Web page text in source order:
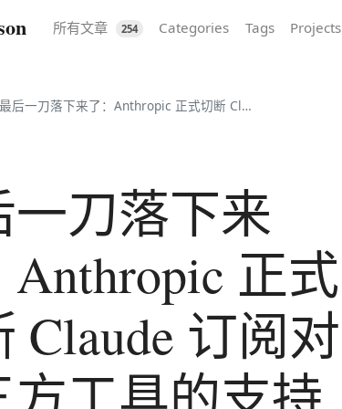
所有文章 254 Categories Tags Projects
最后一刀落下来了：Anthropic 正式切断 Claude 订阅对第三方工具的支持
一刀落下来
Anthropic 正式
Claude 订阅对